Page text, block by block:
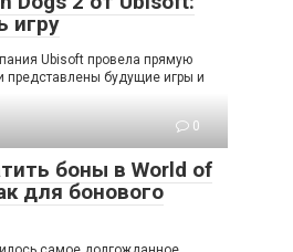
игру
Ubisoft провела прямую
представлены будущие игры и
0
боны в World of
для бонового